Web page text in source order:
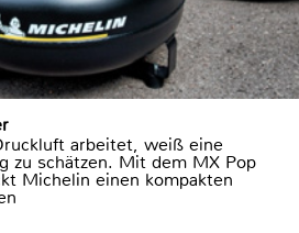
arbeitet, weiß eine
zu schätzen. Mit dem MX Pop
Michelin einen kompakten